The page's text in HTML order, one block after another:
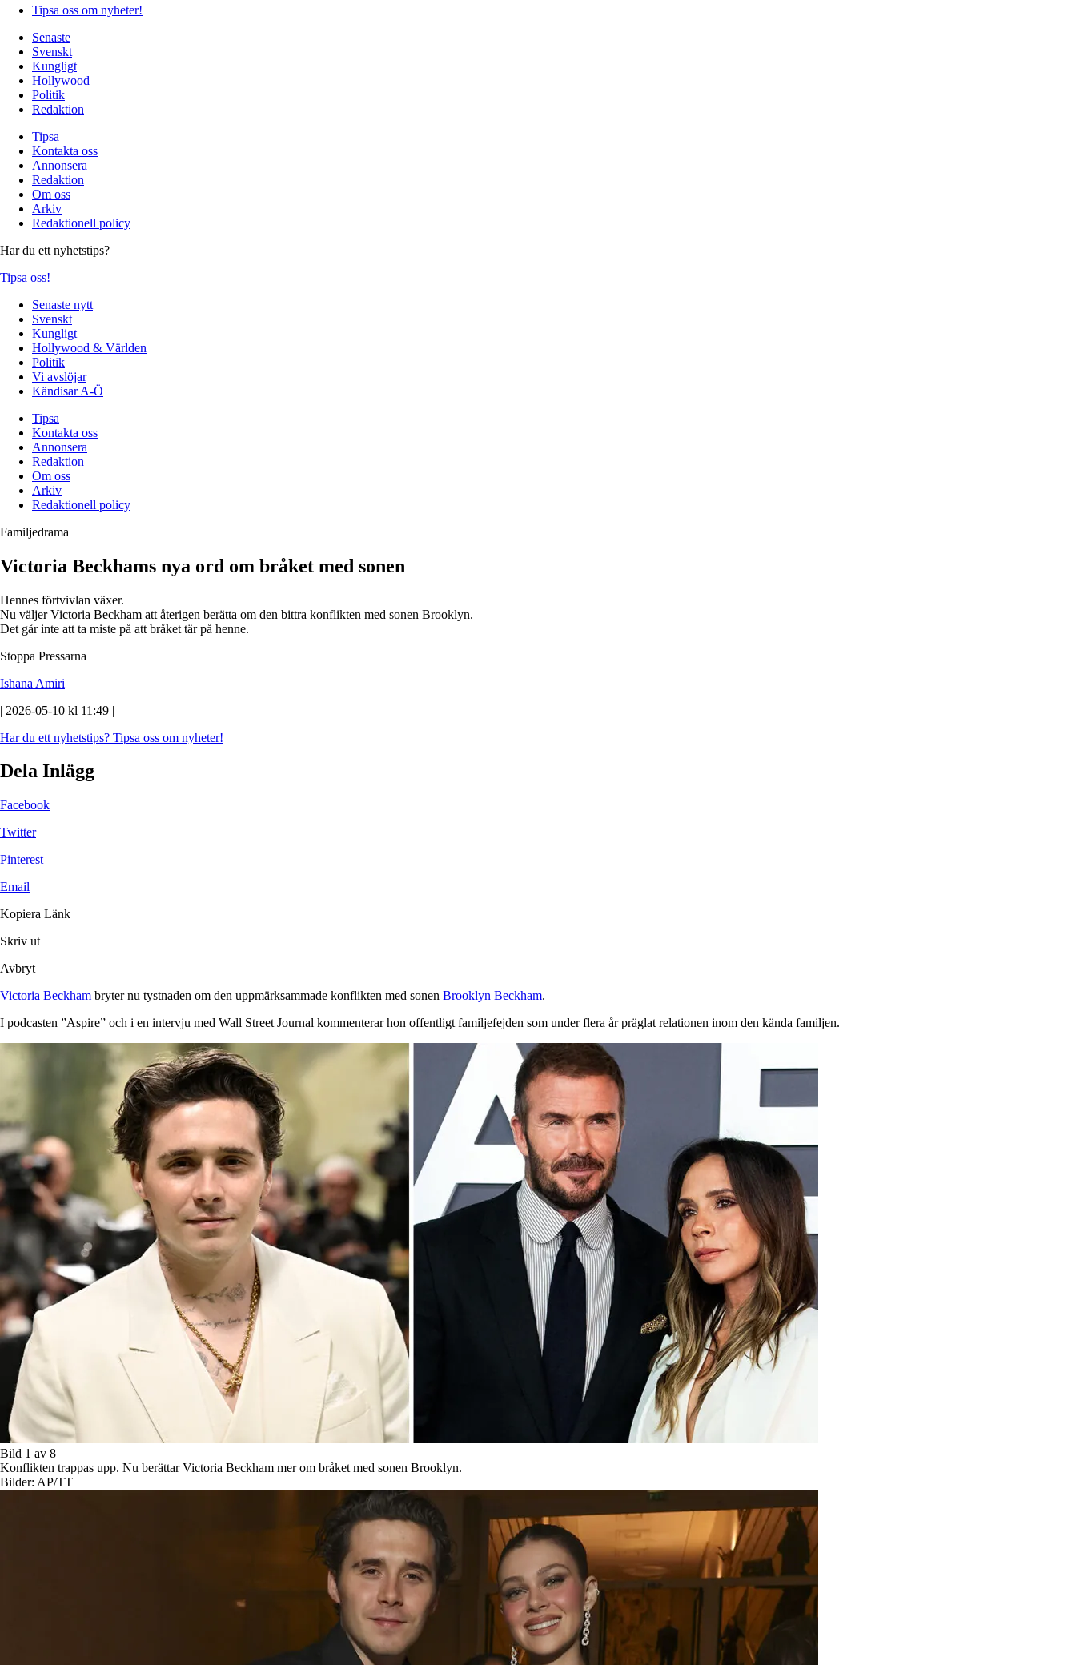
Tipsa oss om nyheter!
Senaste
Svenskt
Kungligt
Hollywood
Politik
Redaktion
Tipsa
Kontakta oss
Annonsera
Redaktion
Om oss
Arkiv
Redaktionell policy
Har du ett nyhetstips?
Tipsa oss!
Senaste nytt
Svenskt
Kungligt
Hollywood & Världen
Politik
Vi avslöjar
Kändisar A-Ö
Tipsa
Kontakta oss
Annonsera
Redaktion
Om oss
Arkiv
Redaktionell policy
Familjedrama
Victoria Beckhams nya ord om bråket med sonen
Hennes förtvivlan växer.
Nu väljer Victoria Beckham att återigen berätta om den bittra konflikten med sonen Brooklyn.
Det går inte att ta miste på att bråket tär på henne.
Stoppa Pressarna
Ishana Amiri
| 2026-05-10 kl 11:49 |
Har du ett nyhetstips? Tipsa oss om nyheter!
Dela Inlägg
Facebook
Twitter
Pinterest
Email
Kopiera Länk
Skriv ut
Avbryt
Victoria Beckham bryter nu tystnaden om den uppmärksammade konflikten med sonen Brooklyn Beckham.
I podcasten ”Aspire” och i en intervju med Wall Street Journal kommenterar hon offentligt familjefejden som under flera år präglat relationen inom den kända familjen.
Bild 1 av 8
Konflikten trappas upp. Nu berättar Victoria Beckham mer om bråket med sonen Brooklyn.
Bilder: AP/TT